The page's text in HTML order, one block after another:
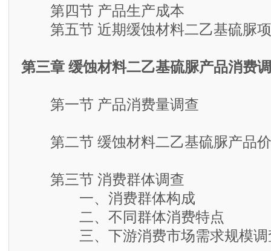
第四节 产品生产成本
第五节 近期缓蚀材料二乙基硫脲项
第三章 缓蚀材料二乙基硫脲产品消费
第一节 产品消费量调查
第二节 缓蚀材料二乙基硫脲产品
第三节 消费群体调查
一、消费群体构成
二、不同群体消费特点
三、下游消费市场需求规模调